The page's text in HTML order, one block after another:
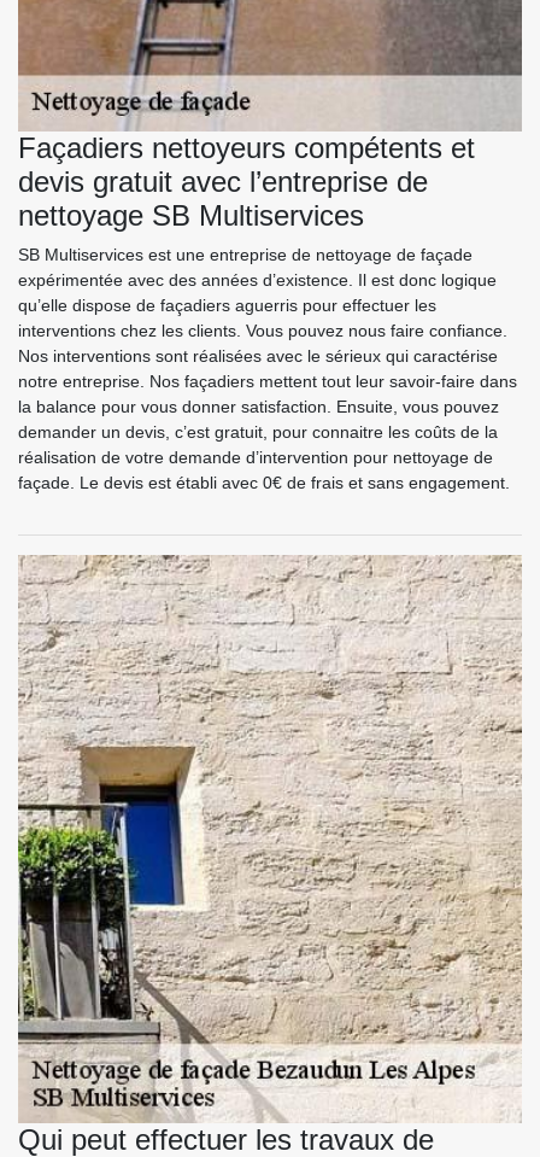
Façadiers nettoyeurs compétents et
devis gratuit avec l’entreprise de
nettoyage SB Multiservices
SB Multiservices est une entreprise de nettoyage de façade
expérimentée avec des années d’existence. Il est donc logique
qu’elle dispose de façadiers aguerris pour effectuer les
interventions chez les clients. Vous pouvez nous faire confiance.
Nos interventions sont réalisées avec le sérieux qui caractérise
notre entreprise. Nos façadiers mettent tout leur savoir-faire dans
la balance pour vous donner satisfaction. Ensuite, vous pouvez
demander un devis, c’est gratuit, pour connaitre les coûts de la
réalisation de votre demande d’intervention pour nettoyage de
façade. Le devis est établi avec 0€ de frais et sans engagement.
Qui peut effectuer les travaux de